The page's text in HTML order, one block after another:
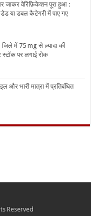
जाकर वेरिफ़िकेशन पूरा हुआ :
या डबल कैटेगरी में पाए गए
में 75 mg से ज़्यादा की
स्टॉक पर लगाई रोक
और भारी मात्रा में प्रतिबंधित
Reserved